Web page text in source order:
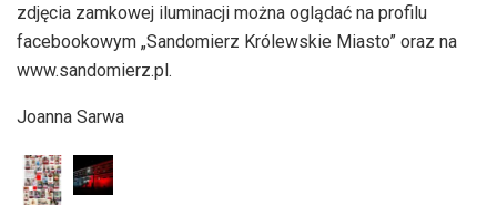
zdjęcia zamkowej iluminacji można oglądać na profilu
facebookowym „Sandomierz Królewskie Miasto” oraz na
www.sandomierz.pl.
Joanna Sarwa